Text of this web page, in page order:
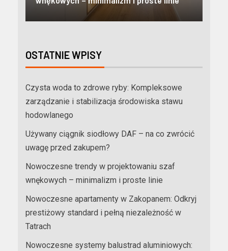
OSTATNIE WPISY
Czysta woda to zdrowe ryby: Kompleksowe
zarządzanie i stabilizacja środowiska stawu
hodowlanego
Używany ciągnik siodłowy DAF – na co zwrócić
uwagę przed zakupem?
Nowoczesne trendy w projektowaniu szaf
wnękowych – minimalizm i proste linie
Nowoczesne apartamenty w Zakopanem: Odkryj
prestiżowy standard i pełną niezależność w
Tatrach
Nowoczesne systemy balustrad aluminiowych: